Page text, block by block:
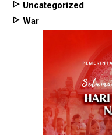
Uncategorized
War